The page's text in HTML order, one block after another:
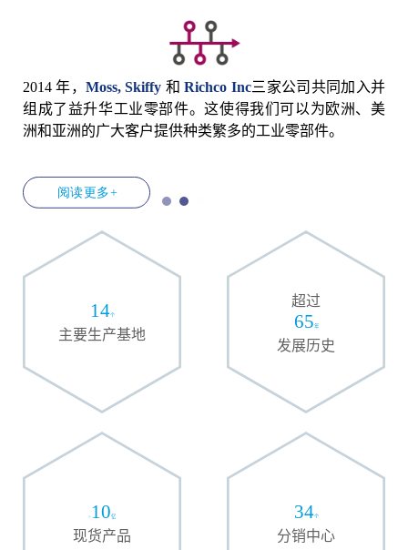
2014 年，Moss, Skiffy 和Richco Inc三家公司共同加入并
组成了益升华工业零部件。这使得我们可以为欧洲、美
洲和亚洲的广大客户提供种类繁多的工业零部件。
14个
主要生产基地
超过
65年
发展历史
> 10亿
现货产品
34个
分销中心